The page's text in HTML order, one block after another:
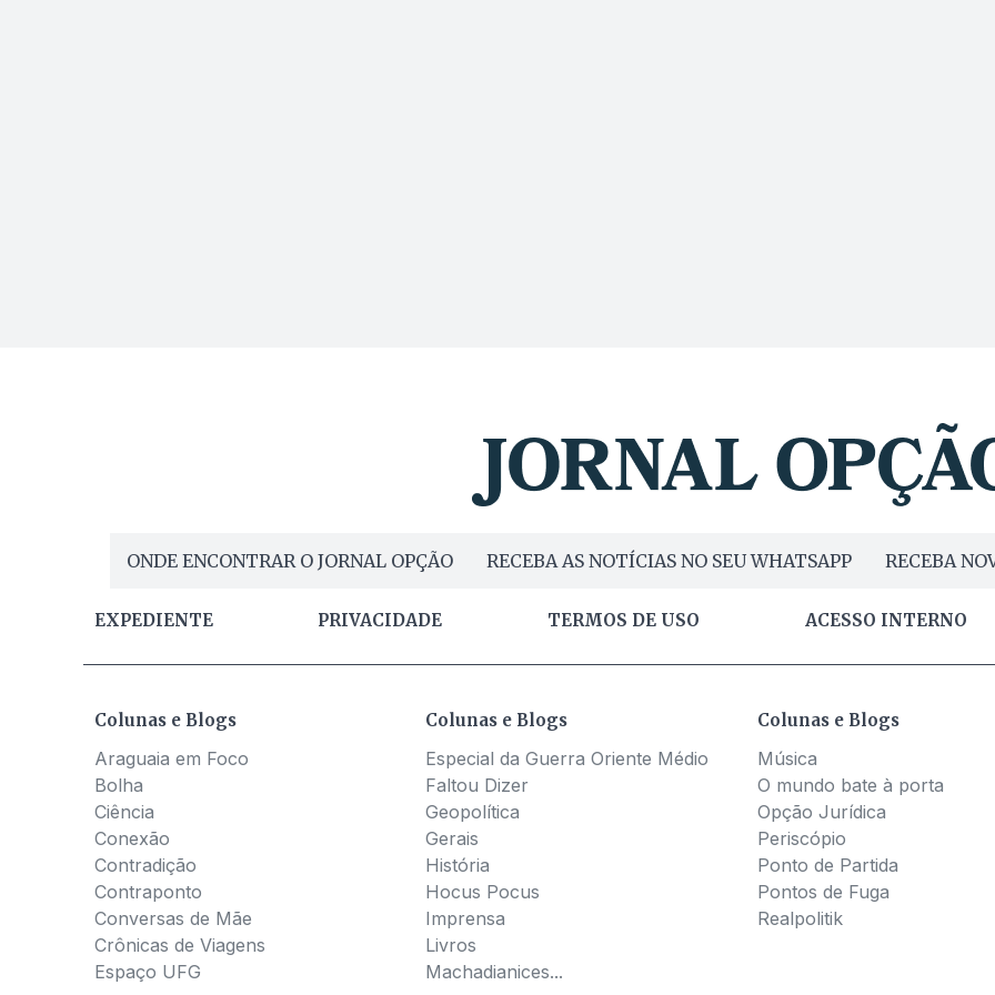
ONDE ENCONTRAR O JORNAL OPÇÃO RECEBA AS NOTÍCIAS NO SEU WHATSAPP RECEBA
EXPEDIENTE PRIVACIDADE TERMOS DE USO ACESSO INTERNO
Colunas e Blogs
Araguaia em Foco
Bolha
Ciência
Conexão
Contradição
Contraponto
Conversas de Mãe
Crônicas de Viagens
Espaço UFG
Colunas e Blogs
Especial da Guerra Oriente Médio
Faltou Dizer
Geopolítica
Gerais
História
Hocus Pocus
Imprensa
Livros
Machadianices...
Colunas e Blogs
Música
O mundo bate à porta
Opção Jurídica
Periscópio
Ponto de Partida
Pontos de Fuga
Realpolitik